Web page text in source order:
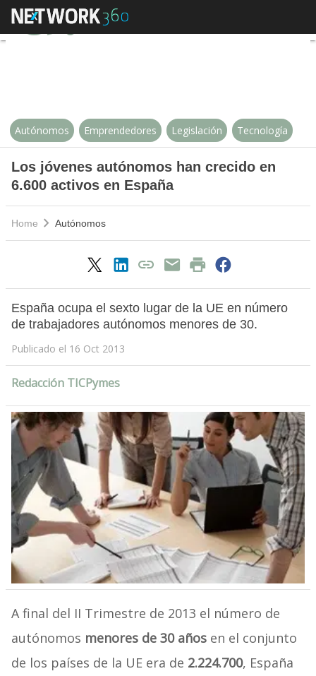
Los jóvenes autónomos han
Autónomos Emprendedores Legislación Tecnología
Los jóvenes autónomos han crecido en
6.600 activos en España
Home Autónomos
España ocupa el sexto lugar de la UE en número
de trabajadores autónomos menores de 30.
Publicado el 16 Oct 2013
Redacción TICPymes
A final del II Trimestre de 2013 el número de
autónomos menores de 30 añosen el conjunto
de los países de la UE era de 2.224.700, España